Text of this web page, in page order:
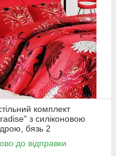
комплект
з силіконовою
бязь 2
до відправки